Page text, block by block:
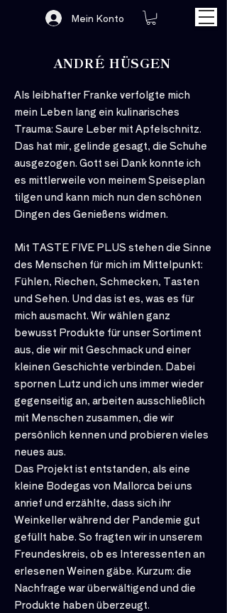
Mein Konto
ANDRÉ HÜSGEN
Als leibhafter Franke verfolgte mich
mein Leben lang ein kulinarisches
Trauma: Saure Leber mit Apfelschnitz.
Das hat mir, gelinde gesagt, die Schuhe
ausgezogen. Gott sei Dank konnte ich
es mittlerweile von meinem Speiseplan
tilgen und kann mich nun den schönen
Dingen des Genießens widmen.
Mit TASTE FIVE PLUS stehen die Sinne
des Menschen für mich im Mittelpunkt:
Fühlen, Riechen, Schmecken, Tasten
und Sehen. Und das ist es, was es für
mich ausmacht. Wir wählen ganz
bewusst Produkte für unser Sortiment
aus, die wir mit Geschmack und einer
kleinen Geschichte verbinden. Dabei
spornen Lutz und ich uns immer wieder
gegenseitig an, arbeiten ausschließlich
mit Menschen zusammen, die wir
persönlich kennen und probieren vieles
neues aus.
Das Projekt ist entstanden, als eine
kleine Bodegas von Mallorca bei uns
anrief und erzählte, dass sich ihr
Weinkeller während der Pandemie gut
gefüllt habe. So fragten wir in unserem
Freundeskreis, ob es Interessenten an
erlesenen Weinen gäbe. Kurzum: die
Nachfrage war überwältigend und die
Produkte haben überzeugt.